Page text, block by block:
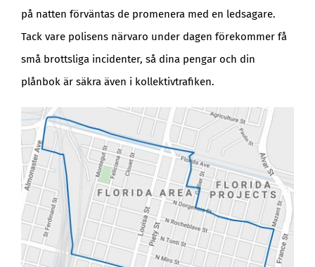
på natten förväntas de promenera med en ledsagare.
Tack vare polisens närvaro under dagen förekommer få
små brottsliga incidenter, så dina pengar och din
plånbok är säkra även i kollektivtrafiken.